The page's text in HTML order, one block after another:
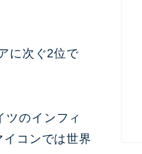
に次ぐ2位で
ツのインフィ
コンでは世界